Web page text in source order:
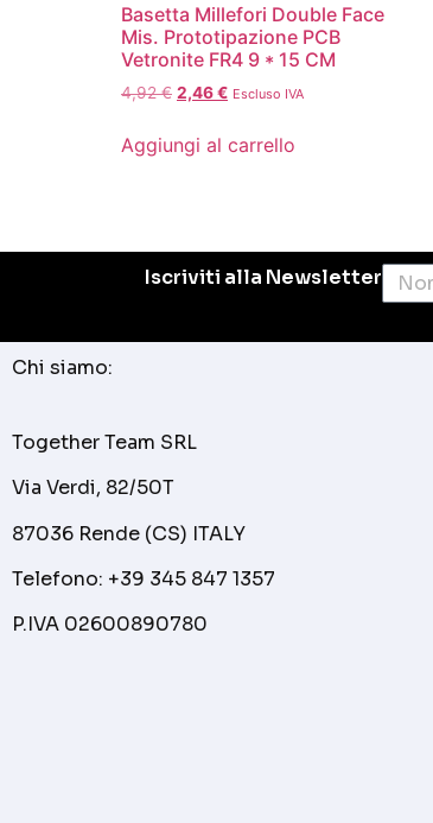
Basetta Millefori Double Face
Mis. Prototipazione PCB
Vetronite FR4 9 * 15 CM
4,92€ 2,46€ Escluso IVA
Aggiungi al carrello
Iscriviti alla Newsletter
Chi siamo:
Together Team SRL
Via Verdi, 82/50T
87036 Rende (CS) ITALY
Telefono: +39 345 847 1357
P.IVA 02600890780